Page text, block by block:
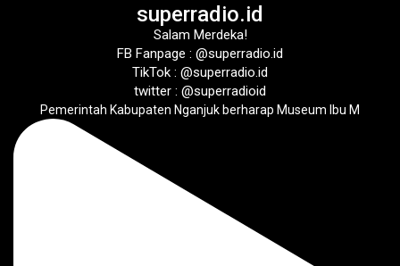
superradio.id
Salam Merdeka!
FB Fanpage : @superradio.id
TikTok : @superradio.id
twitter : @superradioid
Pemerintah Kabupaten Nganjuk berharap Museum Ibu M